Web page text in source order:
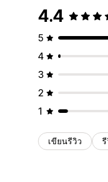
4.4
5
4
3
2
1
เขียนรีวิว